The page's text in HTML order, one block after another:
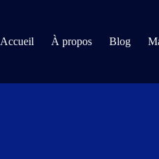
Accueil
À propos Blog